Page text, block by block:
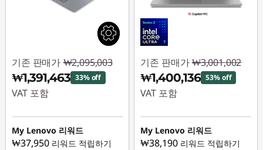
기존 판매가 ₩2,095,003
₩1,391,463 33% off
VAT 포함
즉시 할인: :-
₩703,540
My Lenovo 리워드
₩37,950 리워드 적립하기
기존 판매가 ₩3,001,002
₩1,400,136 53% off
VAT 포함
즉시 할인: :-
₩1,600,866
My Lenovo 리워드
₩38,190 리워드 적립하기